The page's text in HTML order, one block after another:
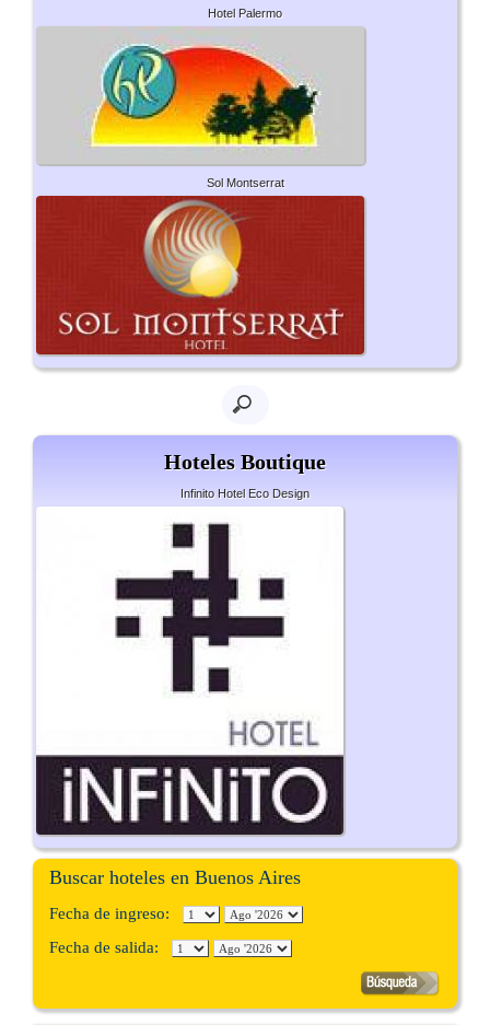
Hotel Palermo
Sol Montserrat
Hoteles Boutique
Infinito Hotel Eco Design
Buscar hoteles en Buenos Aires
Fecha de ingreso:
Fecha de salida: